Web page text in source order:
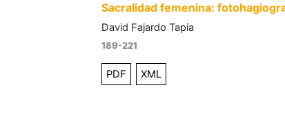
Sacralidad femenina:
David Fajardo Tapia
189-221
PDF XML